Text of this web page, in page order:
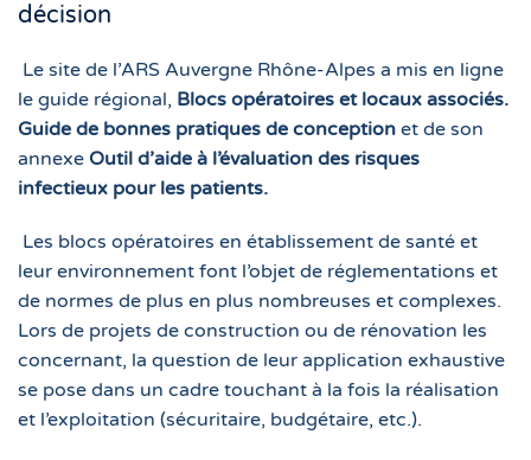
décision
Le site de l’ARS Auvergne Rhône-Alpes a mis en ligne
le guide régional, Blocs opératoires et locaux associés.
Guide de bonnes pratiques de conception et de son
annexe Outil d’aide à l’évaluation des risques
infectieux pour les patients.
Les blocs opératoires en établissement de santé et
leur environnement font l’objet de réglementations et
de normes de plus en plus nombreuses et complexes.
Lors de projets de construction ou de rénovation les
concernant, la question de leur application exhaustive
se pose dans un cadre touchant à la fois la réalisation
et l’exploitation (sécuritaire, budgétaire, etc.).